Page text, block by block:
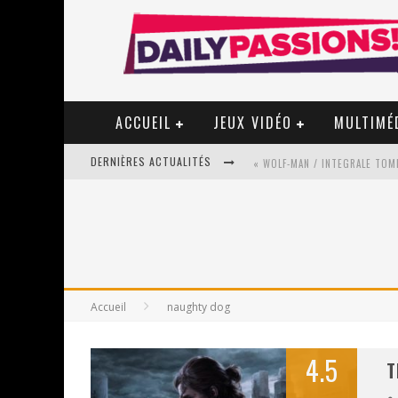
ACCUEIL JEUX VIDÉO
DERNIÈRES ACTUALITÉS « WOLF-MAN / INTEGRALE
« MON VILLAGE RÉVOLTÉ » -
PSYRIVER 2026 : LA MAGIE
« MOFUSAND / PARLER
Accueil naughty dog
4.5